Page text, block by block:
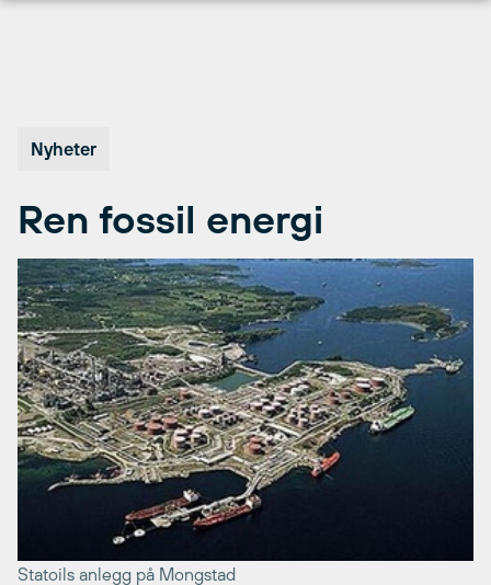
Nyheter
Ren fossil energi
Statoils anlegg på Mongstad